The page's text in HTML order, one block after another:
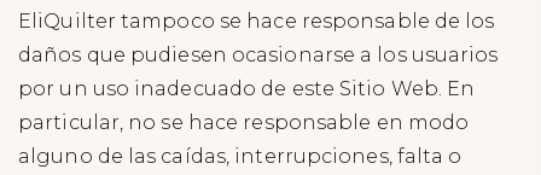
EliQuilter tampoco se hace responsable de los
daños que pudiesen ocasionarse a los usuarios
por un uso inadecuado de este Sitio Web. En
particular, no se hace responsable en modo
alguno de las caídas, interrupciones, falta o